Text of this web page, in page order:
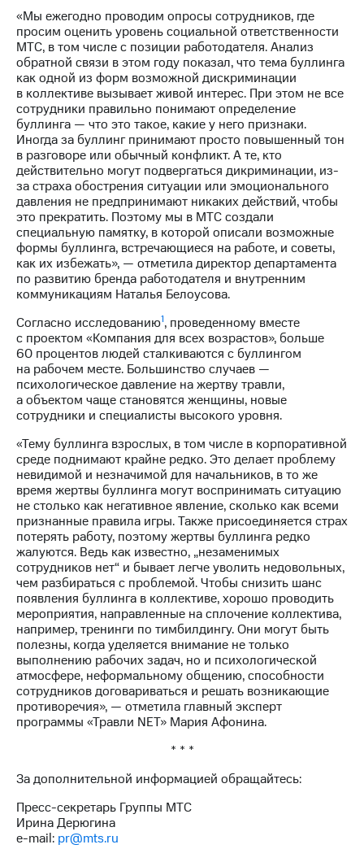
Корпоративный
секретарь
Раскрытие
информации
Информация
акционерам
Документы
ПАО
"МТС"
Собрания
акционеров
Личный
кабинет
акционера
Акционерный
капитал
Контроль
и
аудит
Рынок
акций
Описание
Программа
приобретения
Порядок
выкупа
Дивиденды
Рынок
облигаций
Описание
Еврооблигации-2023
Уведомление
о
погашении
именных
облигаций
Другое
Регистратор
Реквизиты
Контакты
развитие
деловая этика
На главную
«Мы ежегодно проводим опросы сотрудников, где
просим оценить уровень социальной ответственности
МТС, в том числе с позиции работодателя. Анализ
обратной связи в этом году показал, что тема буллинга
как одной из форм возможной дискриминации
в коллективе вызывает живой интерес. При этом не все
сотрудники правильно понимают определение
буллинга — что это такое, какие у него признаки.
Иногда за буллинг принимают просто повышенный тон
в разговоре или обычный конфликт. А те, кто
действительно могут подвергаться дикриминации, из-
за страха обострения ситуации или эмоционального
давления не предпринимают никаких действий, чтобы
это прекратить. Поэтому мы в МТС создали
специальную памятку, в которой описали возможные
формы буллинга, встречающиеся на работе, и советы,
как их избежать», — отметила директор департамента
по развитию бренда работодателя и внутренним
коммуникациям Наталья Белоусова.
Согласно исследованию1, проведенному вместе
с проектом «Компания для всех возрастов», больше
60 процентов людей сталкиваются с буллингом
на рабочем месте. Большинство случаев —
психологическое давление на жертву травли,
а объектом чаще становятся женщины, новые
сотрудники и специалисты высокого уровня.
«Тему буллинга взрослых, в том числе в корпоративной
среде поднимают крайне редко. Это делает проблему
невидимой и незначимой для начальников, в то же
время жертвы буллинга могут воспринимать ситуацию
не столько как негативное явление, сколько как всеми
признанные правила игры. Также присоединяется страх
потерять работу, поэтому жертвы буллинга редко
жалуются. Ведь как известно, „незаменимых
сотрудников нет“ и бывает легче уволить недовольных,
чем разбираться с проблемой. Чтобы снизить шанс
появления буллинга в коллективе, хорошо проводить
мероприятия, направленные на сплочение коллектива,
например, тренинги по тимбилдингу. Они могут быть
полезны, когда уделяется внимание не только
выполнению рабочих задач, но и психологической
атмосфере, неформальному общению, способности
сотрудников договариваться и решать возникающие
противоречия», — отметила главный эксперт
программы «Травли NET» Мария Афонина.
* * *
За дополнительной информацией обращайтесь:
Пресс-секретарь Группы МТС
Ирина Дерюгина
e-mail: pr@mts.ru